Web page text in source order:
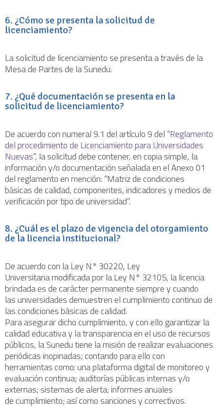
6. ¿Cómo se presenta la solicitud de
licenciamiento?
La solicitud de licenciamiento se presenta a través de la
Mesa de Partes de la Sunedu.
7. ¿Qué documentación se presenta en la
solicitud de licenciamiento?
De acuerdo con numeral 9.1 del artículo 9 del “Reglamento
del procedimiento de Licenciamiento para Universidades
Nuevas”, la solicitud debe contener, en copia simple, la
información y/o documentación señalada en el Anexo 01
del reglamento en mención: “Matriz de condiciones
básicas de calidad, componentes, indicadores y medios de
verificación por tipo de universidad”.
8. ¿Cuál es el plazo de vigencia del otorgamiento
de la licencia institucional?
De acuerdo con la Ley N° 30220, Ley
Universitaria modificada por la Ley N° 32105, la licencia
brindada es de carácter permanente siempre y cuando
las universidades demuestren el cumplimiento continuo de
las condiciones básicas de calidad.
Para asegurar dicho cumplimiento, y con ello garantizar la
calidad educativa y la transparencia en el uso de recursos
públicos, la Sunedu tiene la misión de realizar evaluaciones
periódicas inopinadas; contando para ello con
herramientas como: una plataforma digital de monitoreo y
evaluación continua; auditorías públicas internas y/o
externas; sistemas de alerta; informes anuales
de cumplimiento; así como sanciones y correctivos.